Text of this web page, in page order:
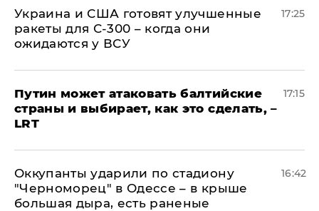
Украина и США готовят улучшенные
ракеты для С-300 – когда они
ожидаются у ВСУ
17:25
Путин может атаковать балтийские
страны и выбирает, как это сделать, –
LRT
17:15
Оккупанты ударили по стадиону
"Черноморец" в Одессе – в крыше
большая дыра, есть раненые
16:42